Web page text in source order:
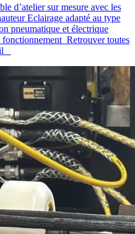
d’atelier sur mesure avec les
Eclairage adapté au type
pneumatique et électrique
Retrouver toutes